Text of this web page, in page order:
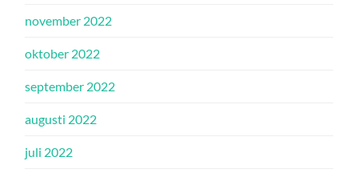
november 2022
oktober 2022
september 2022
augusti 2022
juli 2022